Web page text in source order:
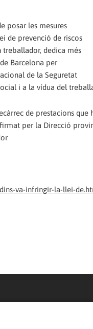
posar les mesures
de prevenció de riscos
dedica més
Barcelona per
de la Seguretat
i a la vídua del
de prestacions
per la Direcció
va-infringir-la-llei-